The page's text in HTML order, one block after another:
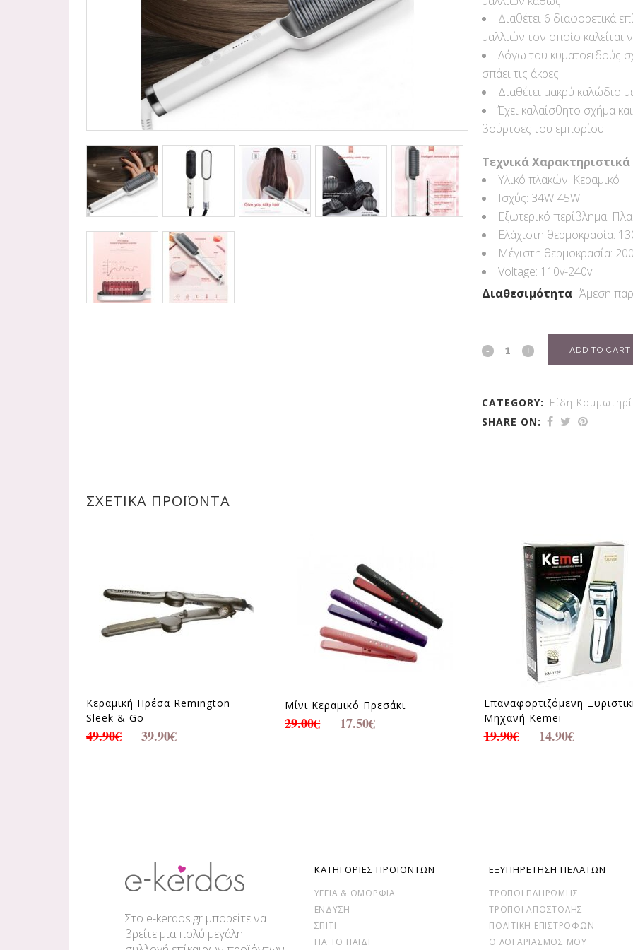
Διαθέτει 6 διαφορετικά
μαλλιών τον οποίο καλείται
Λόγω του κυματοειδούς
σπάει τις άκρες.
Διαθέτει μακρύ καλώδιο
Έχει καλαίσθητο σχήμα
βούρτσες του εμπορίου.
Τεχνικά Χαρακτηριστικά
Υλικό πλακών: Κεραμικό
Ισχύς: 34W-45W
Εξωτερικό περίβλημα:
Ελάχιστη θερμοκρασία:
Μέγιστη θερμοκρασία:
Voltage: 110v-240v
Διαθεσιμότητα Άμεση
ADD TO CART
CATEGORY: Είδη
SHARE ON:
ΣΧΕΤΙΚΆ ΠΡΟΪΌΝΤΑ
Κεραμική Πρέσα Remington
Sleek & Go
49.90€ 39.90€
Μίνι Κεραμικό Πρεσάκι
29.00€ 17.50€
Επαναφορτιζόμενη
Μηχανή Kemei
19.90€ 14.90€
Στο e-kerdos.gr μπορείτε να
βρείτε μια πολύ μεγάλη
ΚΑΤΗΓΟΡΙΕΣ ΠΡΟΪΟΝΤΩΝ
ΥΓΕΊΑ & ΟΜΟΡΦΙΆ
ΕΝΔΥΣΗ
ΣΠΙΤΙ
ΓΙΑ ΤΟ ΠΑΙΔΙ
ΕΞΥΠΗΡΕΤΗΣΗ ΠΕΛΑΤΩΝ
ΤΡΌΠΟΙ ΠΛΗΡΩΜΉΣ
ΤΡΌΠΟΙ ΑΠΟΣΤΟΛΉΣ
ΠΟΛΙΤΙΚΉ ΕΠΙΣΤΡΟΦΏΝ
Ο ΛΟΓΑΡΙΑΣΜΌΣ ΜΟΥ